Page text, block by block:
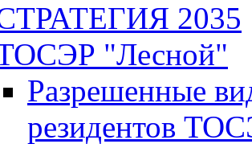
2035
"Лесной"
Разрешенные
резидентов